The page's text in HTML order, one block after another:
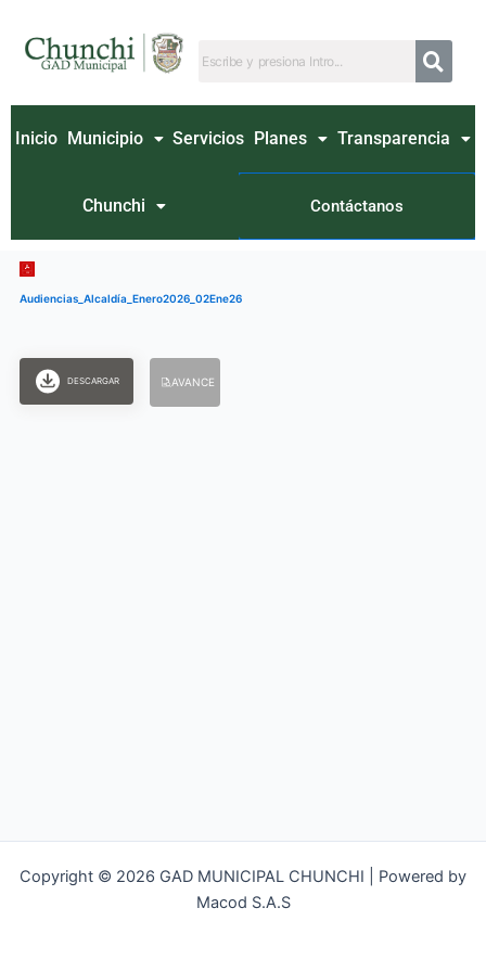
contenido
Inicio Municipio Servicios Planes Transparencia
Chunchi Contáctanos
Audiencias_Alcaldía_Enero2026_02Ene26
DESCARGAR AVANCE
Copyright © 2026 GAD MUNICIPAL CHUNCHI | Powered by
Macod S.A.S